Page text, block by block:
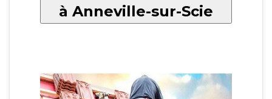
à Anneville-sur-Scie